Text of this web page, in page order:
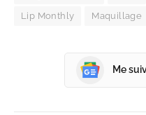
Lip Monthly Maquillage
Me